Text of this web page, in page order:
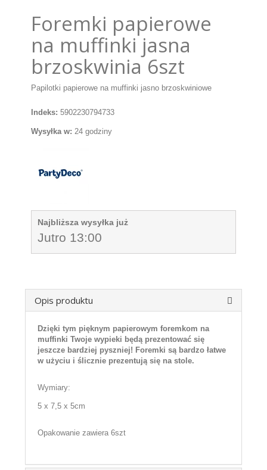
Foremki papierowe
na muffinki jasna
brzoskwinia 6szt
Papilotki papierowe na muffinki jasno brzoskwiniowe
Indeks: 5902230794733
Wysyłka w: 24 godziny
Najbliższa wysyłka już
Jutro 13:00
Opis produktu
Dzięki tym pięknym papierowym foremkom na
muffinki Twoje wypieki będą prezentować się
jeszcze bardziej pyszniej! Foremki są bardzo łatwe
w użyciu i ślicznie prezentują się na stole.
Wymiary:
5 x 7,5 x 5cm
Opakowanie zawiera 6szt